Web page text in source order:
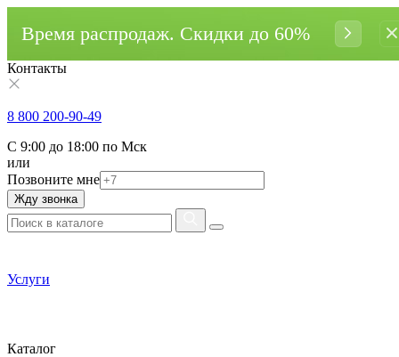
Время распродаж. Cкидки до 60%
Контакты
8 800 200-90-49
С 9:00 до 18:00 по Мск
или
Позвоните мне
Жду звонка
Услуги
Каталог